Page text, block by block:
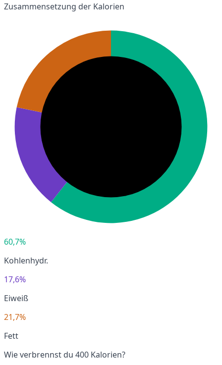
Zusammensetzung der Kalorien
60,7%
Kohlenhydr.
17,6%
Eiweiß
21,7%
Fett
Wie verbrennst du 400 Kalorien?